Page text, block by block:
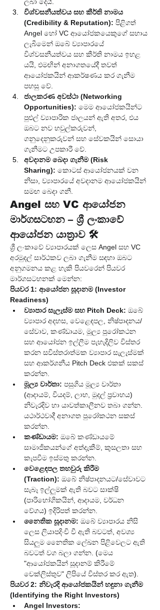
විශ්වසනීයත්වය සහ කීර්ති නාමය
(Credibility & Reputation): පිළිගත්
Angel හෝ VC ආයෝජකයෙකුගේ සහාය
ලැබීමෙන් ඔබේ ව්‍යාපාරයේ
විශ්වසනීයත්වය සහ කීර්ති නාමය ඉහළ
යයි, එමඟින් අනාගතයේදී තවත්
ආයෝජකයින් ආකර්ෂණය කර ගැනීම
පහසු වේ.
ජාලකරණ අවස්ථා (Networking
Opportunities): මෙම ආයෝජකයින්ට
පුළුල් ව්‍යාපාරික ජාලයන් ඇති අතර, එය
ඔබට නව හවුල්කරුවන්,
ගනුදෙනුකරුවන් සහ සේවකයින් සොයා
ගැනීමට උපකාරී වේ.
අවදානම බෙදා ගැනීම (Risk
Sharing): කොටස් ආයෝජනයක් වන
නිසා, ව්‍යාපාරයේ අවදානම ආයෝජකයින්
සමඟ බෙදා ගනී.
Angel සහ VC ආයෝජන
මාර්ගසටහන – ශ්‍රී ලංකාවේ
ආයෝජන යාත්‍රාව 🛠️
ශ්‍රී ලංකාවේ ව්‍යාපාරයක් ලෙස Angel සහ VC
අරමුදල් සාර්ථකව ලබා ගැනීම සඳහා ඔබට
අනුගමනය කළ හැකි පියවරෙන් පියවර
මාර්ගසටහනක් මෙන්න:
පියවර 1: ආයෝජන සූදානම (Investor
Readiness)
ව්‍යාපාර සැලැස්ම සහ Pitch Deck: ඔබේ
ව්‍යාපාර අදහස, වෙළෙඳපල, නිෂ්පාදනය/
සේවාව, කණ්ඩායම, මූල්‍ය පුරෝකථන
සහ ආයෝජන ඉල්ලීම පැහැදිලිව විස්තර
කරන සවිස්තරාත්මක ව්‍යාපාර සැලැස්මක්
සහ ආකර්ශනීය Pitch Deck එකක් සකස්
කරන්න.
මූල්‍ය වාර්තා: පසුගිය මූල්‍ය වාර්තා
(ආදායම්, වියදම්, ලාභ, මුදල් ප්‍රවාහය)
නිවැරදිව හා යාවත්කාලීනව තබා ගන්න.
යථාර්ථවාදී අනාගත පුරෝකථන සකස්
කරන්න.
කණ්ඩායම: ඔබේ කණ්ඩායමේ
සාමාජිකයන්ගේ අත්දැකීම්, කුසලතා සහ
කැපවීම ඉස්මතු කරන්න.
වෙළෙඳපල තහවුරු කිරීම
(Traction): ඔබේ නිෂ්පාදනයට/සේවාවට
සැබෑ ඉල්ලුමක් ඇති බවට සාක්ෂි
(පාරිභෝගිකයින්, ආදායම, වර්ධන
වේගය) ඉදිරිපත් කරන්න.
නෛතික සූදානම: ඔබේ ව්‍යාපාරය නිසි
ලෙස ලියාපදිංචි වී ඇති බවටත්, අවශ්‍ය
සියලුම නෛතික ලේඛන පිළිවෙලට ඇති
බවටත් වග බලා ගන්න. (මෙය
"ආයෝජකයින් සූදානම් කිරීමේ
චෙක්ලිස්තුව" ලිපියේ විස්තර කර ඇත).
පියවර 2: නිවැරදි ආයෝජකයින් හඳුනා ගැනීම
(Identifying the Right Investors)
Angel Investors: